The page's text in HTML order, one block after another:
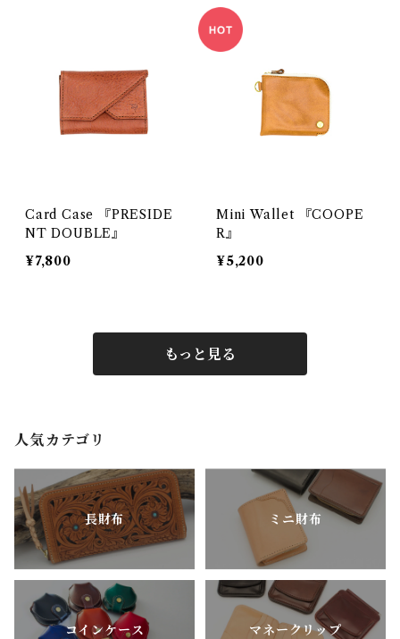
Card Case 『PRESIDE
NT DOUBLE』
¥7,800
Mini Wallet 『COOPE
R』
¥5,200
もっと見る
人気カテゴリ
長財布 ミニ財布
コインケース マネークリップ